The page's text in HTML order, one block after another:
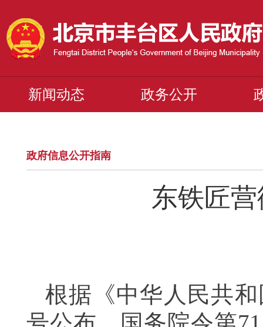
新闻动态 政务公开
政府信息公开指南
东铁匠
根据《中华人民共